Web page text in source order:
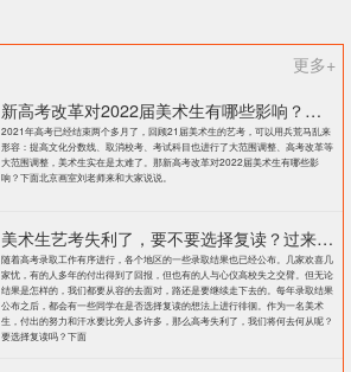
更多+
新高考改革对2022届美术生有哪些影响？北京画室刘老师来和大家说说
2021年高考已经结束两个多月了，回顾21届美术生的艺考，可以用兵荒马乱来
形容：提高文化分数线、取消校考、考试科目也进行了大范围调整、高考改革等
大范围调整，美术生实在是太难了。那新高考改革对2022届美术生有哪些影
响？下面北京画室刘老师来和大家说说。
美术生艺考失利了，要不要选择复读？过来人提出这几点建议
随着高考录取工作有序进行，各个地区的一些录取结果也已经公布。几家欢喜几
家忧，有的人多年的付出得到了回报，但也有的人与心仪高校失之交臂。但无论
结果是怎样的，我们都要从容的去面对，路还是要继续走下去的。每年录取结果
公布之后，都会有一些同学在是否选择复读的想法上进行徘徊。作为一名美术
生，付出的努力和汗水要比旁人多许多，那么高考失利了，我们将何去何从呢？
要选择复读吗？下面